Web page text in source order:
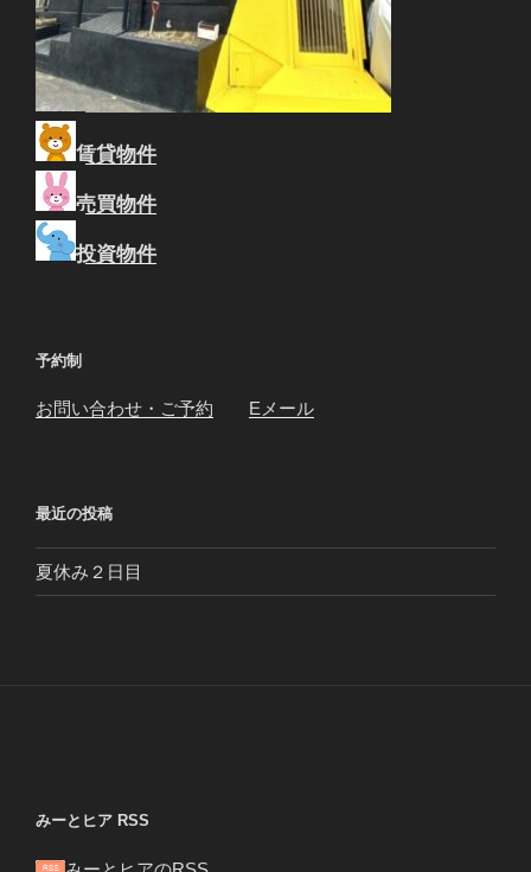
賃貸物件
売買物件
投資物件
予約制
お問い合わせ・ご予約 Eメール
最近の投稿
夏休み２日目
みーとヒア RSS